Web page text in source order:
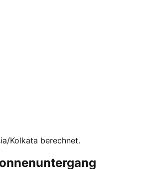
Kolkata berechnet.